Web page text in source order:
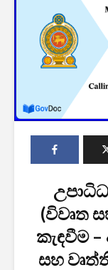
(විවෘත
කැඳවීම
සහ